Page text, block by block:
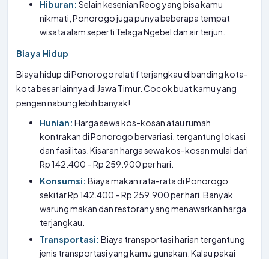
Hiburan: Selain kesenian Reog yang bisa kamu
nikmati, Ponorogo juga punya beberapa tempat
wisata alam seperti Telaga Ngebel dan air terjun.
Biaya Hidup
Biaya hidup di Ponorogo relatif terjangkau dibanding kota-
kota besar lainnya di Jawa Timur. Cocok buat kamu yang
pengen nabung lebih banyak!
Hunian: Harga sewa kos-kosan atau rumah
kontrakan di Ponorogo bervariasi, tergantung lokasi
dan fasilitas. Kisaran harga sewa kos-kosan mulai dari
Rp 142.400 – Rp 259.900 per hari.
Konsumsi: Biaya makan rata-rata di Ponorogo
sekitar Rp 142.400 – Rp 259.900 per hari. Banyak
warung makan dan restoran yang menawarkan harga
terjangkau.
Transportasi: Biaya transportasi harian tergantung
jenis transportasi yang kamu gunakan. Kalau pakai